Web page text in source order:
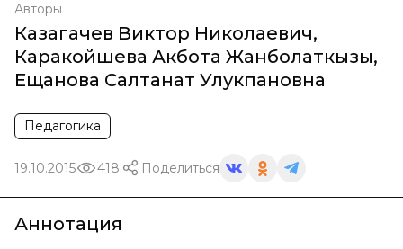
Авторы
Казагачев Виктор Николаевич,
Каракойшева Акбота Жанболаткызы,
Ещанова Салтанат Улукпановна
Педагогика
19.10.2015 418 Поделиться
Аннотация